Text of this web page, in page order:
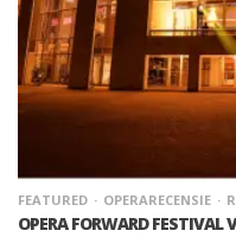
FEATURED OPERARECENSIE
OPERA FORWARD FESTIVAL